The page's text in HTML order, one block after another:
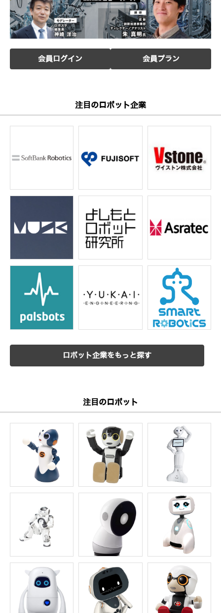
会員ログイン 会員プラン
注目のロボット企業
ロボット企業をもっと探す
注目のロボット